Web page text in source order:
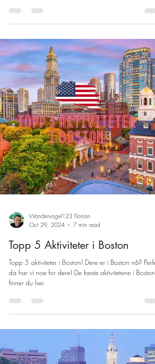
Wandervogel123 Florian
Oct 29, 2024
7 min read
Topp 5 Aktiviteter i Boston
Topp 5 aktiviteter i Boston! Dere er i Boston nå?
da har vi noe for dere! De beste aktivitetene i Boston
finner du her.